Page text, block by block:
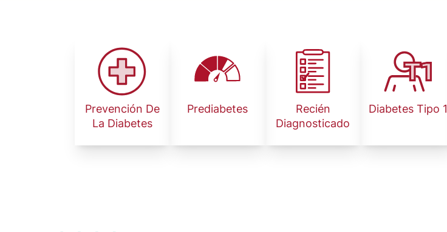
Image
Prevención De
La Diabetes
Image
Prediabetes
Image
Recién
Diagnosticado
Image
Diabetes Tipo 1